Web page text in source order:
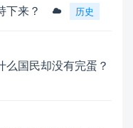
下来？ 历史
国民却没有完蛋？